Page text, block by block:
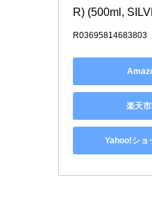
R) (500ml,
R03695814683803
楽天
Yahoo!ショ